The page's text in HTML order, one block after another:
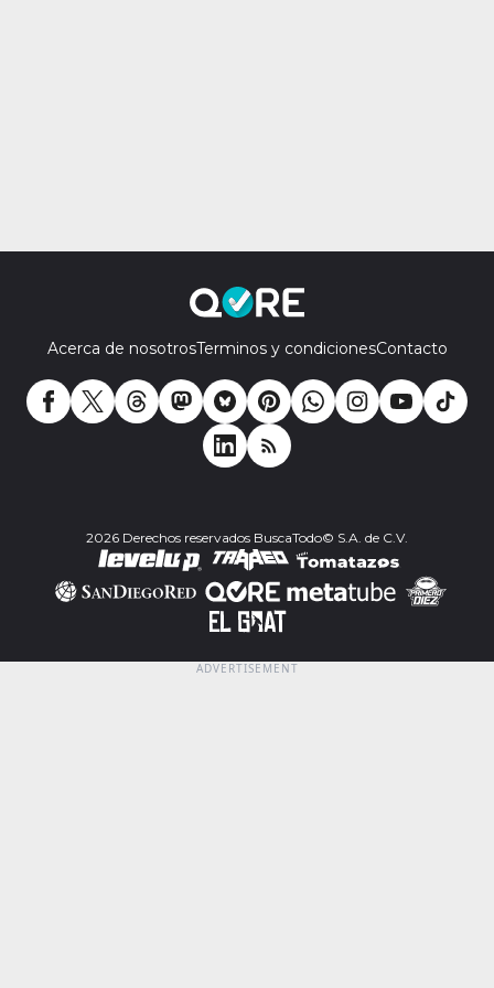
Acerca de nosotrosTerminos y condicionesContacto
2026 Derechos reservados BuscaTodo© S.A. de C.V.